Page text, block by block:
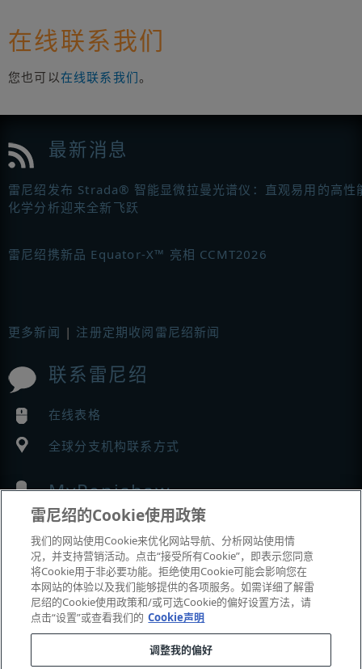
在线联系我们
您也可以在线联系我们。
最新消息
雷尼绍发布 Strada® 智能显微拉曼光谱仪：直观易用的高性
化学分析迎来全新飞跃
雷尼绍携新品 Equator-X™ 亮相 CCMT2026
更多新闻 | 注册定期收阅雷尼绍新闻
联系雷尼绍
在线表格
全球分支机构联系方式
MyRenishaw
在线商城
展会与市场活动
我们参加的活动
雷尼绍的Cookie使用政策
我们的网站使用Cookie来优化网站导航、分析网站使用情
况，并支持营销活动。点击“接受所有Cookie”，即表示您同意
将Cookie用于非必要功能。拒绝使用Cookie可能会影响您在
本网站的体验以及我们能够提供的各项服务。如需详细了解雷
尼绍的Cookie使用政策和/或可选Cookie的偏好设置方法，请
点击“设置”或查看我们的 Cookie声明
调整我的偏好